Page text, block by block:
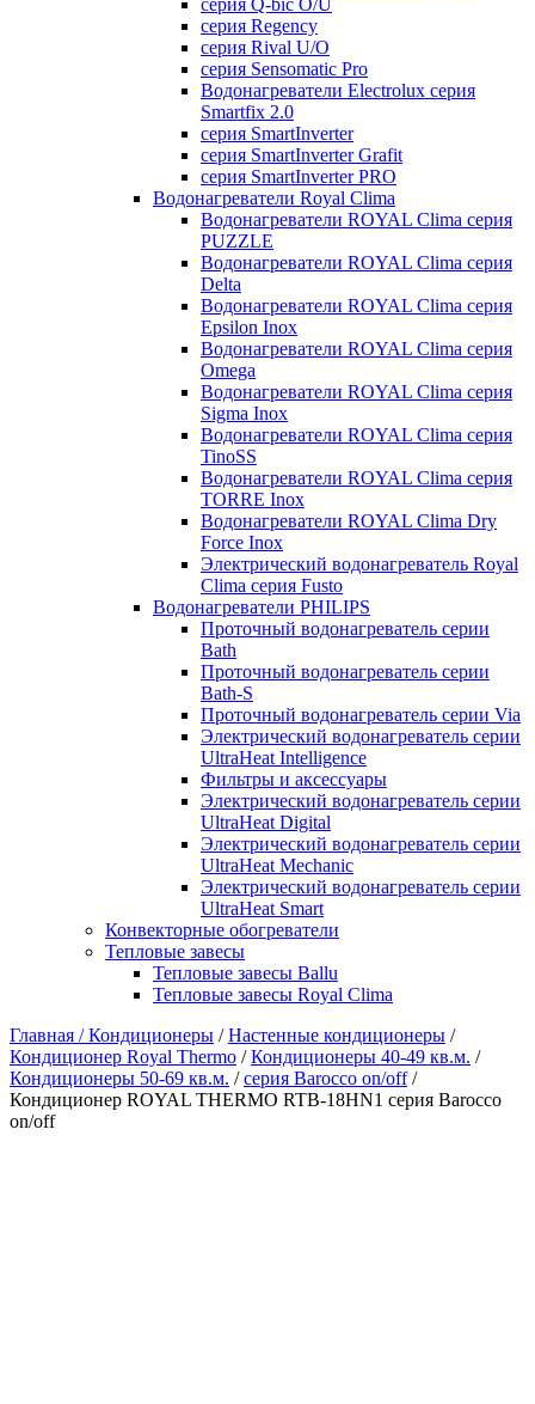
серия Q-bic O/U
серия Regency
серия Rival U/О
серия Sensomatic Pro
Водонагреватели Electrolux серия
Smartfix 2.0
серия SmartInverter
серия SmartInverter Grafit
серия SmartInverter PRO
Водонагреватели Royal Clima
Водонагреватели ROYAL Clima серия
PUZZLE
Водонагреватели ROYAL Clima серия
Delta
Водонагреватели ROYAL Clima серия
Epsilon Inox
Водонагреватели ROYAL Clima серия
Omega
Водонагреватели ROYAL Clima серия
Sigma Inox
Водонагреватели ROYAL Clima серия
TinoSS
Водонагреватели ROYAL Clima серия
TORRE Inox
Водонагреватели ROYAL Clima Dry
Force Inox
Электрический водонагреватель Royal
Clima серия Fusto
Водонагреватели PHILIPS
Проточный водонагреватель серии
Bath
Проточный водонагреватель серии
Bath-S
Проточный водонагреватель серии Via
Электрический водонагреватель серии
UltraHeat Intelligence
Фильтры и аксессуары
Электрический водонагреватель серии
UltraHeat Digital
Электрический водонагреватель серии
UltraHeat Mechanic
Электрический водонагреватель серии
UltraHeat Smart
Конвекторные обогреватели
Тепловые завесы
Тепловые завесы Ballu
Тепловые завесы Royal Clima
Главная /Кондиционеры /Настенные кондиционеры /
Кондиционер Royal Thermo /Кондиционеры 40-49 кв.м. /
Кондиционеры 50-69 кв.м. /серия Barocco on/off/
Кондиционер ROYAL THERMO RTB-18HN1 серия Barocco
on/off